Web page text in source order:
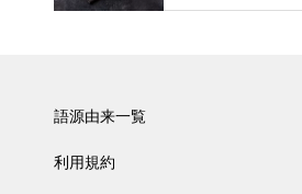
語源由来一覧
利用規約